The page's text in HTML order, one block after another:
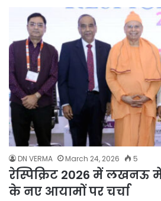
DN VERMA March 24, 2026 5
रेस्पिक्रिट 2026 में लखनऊ
के नए आयामों पर चर्चा